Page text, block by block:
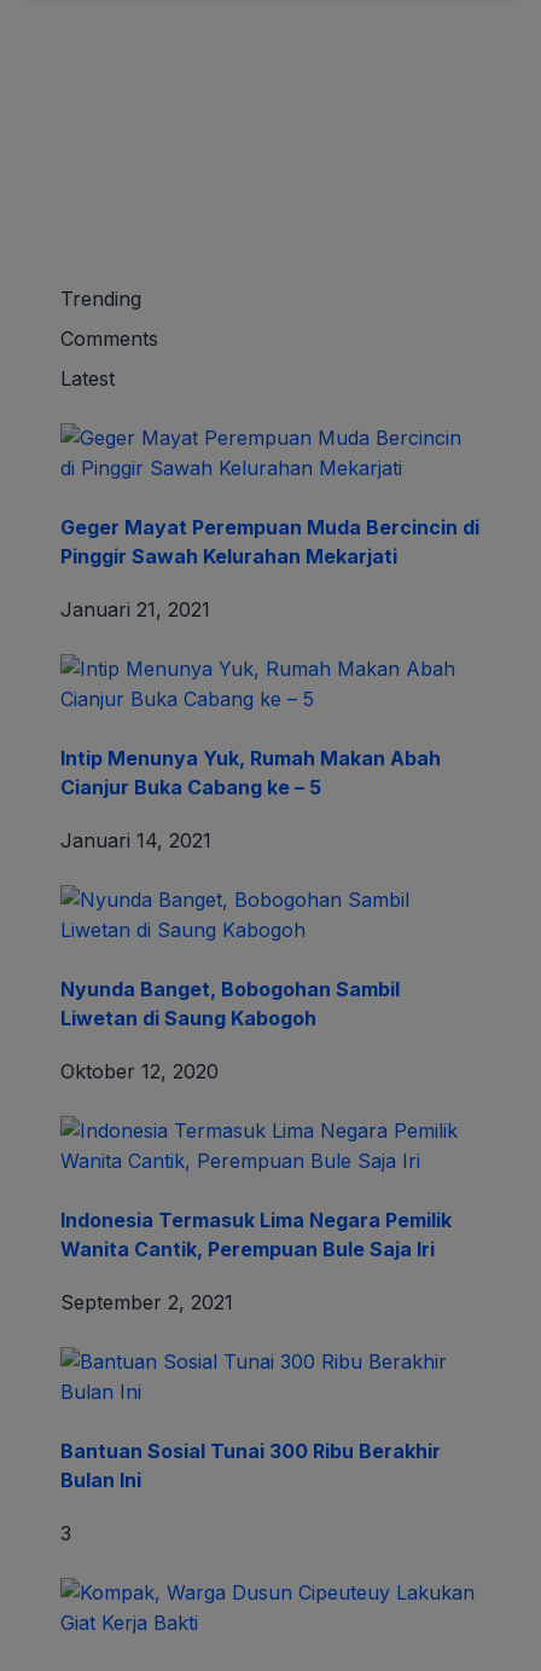
Trending
Comments
Latest
Geger Mayat Perempuan Muda Bercincin di
Pinggir Sawah Kelurahan Mekarjati
Januari 21, 2021
Intip Menunya Yuk, Rumah Makan Abah
Cianjur Buka Cabang ke – 5
Januari 14, 2021
Nyunda Banget, Bobogohan Sambil
Liwetan di Saung Kabogoh
Oktober 12, 2020
Indonesia Termasuk Lima Negara Pemilik
Wanita Cantik, Perempuan Bule Saja Iri
September 2, 2021
Bantuan Sosial Tunai 300 Ribu Berakhir
Bulan Ini
3